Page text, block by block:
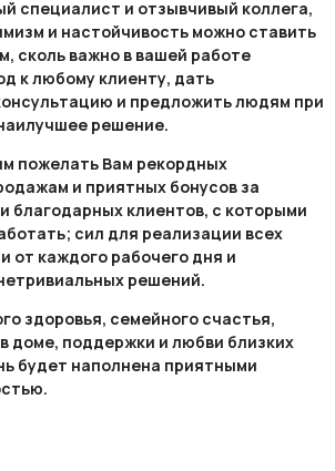
специалист и отзывчивый коллега,
и настойчивость можно ставить
сколь важно в вашей работе
к любому клиенту, дать
и предложить людям при
решение.
пожелать Вам рекордных
и приятных бонусов за
благодарных клиентов, с которыми
сил для реализации всех
от каждого рабочего дня и
решений.
здоровья, семейного счастья,
доме, поддержки и любви близких
будет наполнена приятными